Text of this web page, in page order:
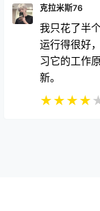
我只花了半
运行得很好
习它的工作
新。
★★